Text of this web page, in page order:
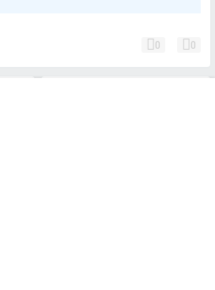
0 0